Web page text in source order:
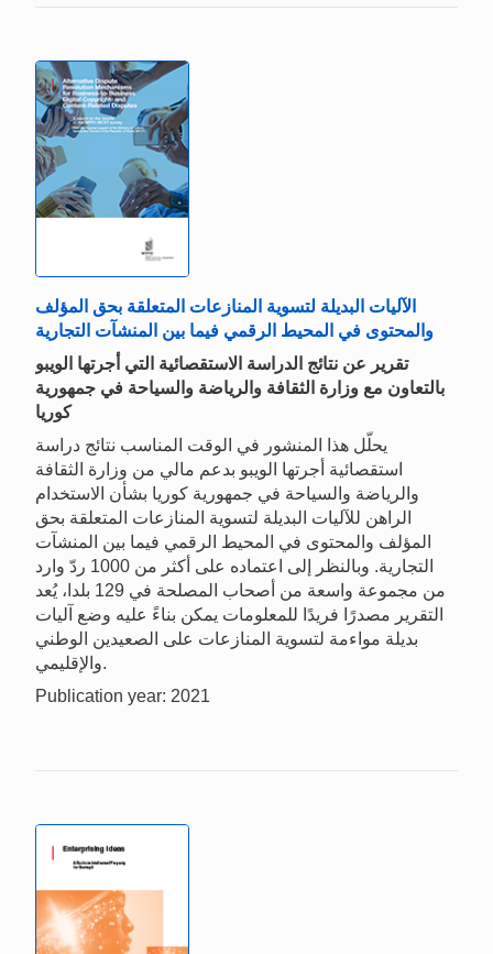
الآليات البديلة لتسوية المنازعات المتعلقة بحق المؤلف
والمحتوى في المحيط الرقمي فيما بين المنشآت التجارية
تقرير عن نتائج الدراسة الاستقصائية التي أجرتها الويبو
بالتعاون مع وزارة الثقافة والرياضة والسياحة في جمهورية
كوريا
يحلّل هذا المنشور في الوقت المناسب نتائج دراسة
استقصائية أجرتها الويبو بدعم مالي من وزارة الثقافة
والرياضة والسياحة في جمهورية كوريا بشأن الاستخدام
الراهن للآليات البديلة لتسوية المنازعات المتعلقة بحق
المؤلف والمحتوى في المحيط الرقمي فيما بين المنشآت
التجارية. وبالنظر إلى اعتماده على أكثر من 1000 ردّ وارد
من مجموعة واسعة من أصحاب المصلحة في 129 بلدا، يُعد
التقرير مصدرًا فريدًا للمعلومات يمكن بناءً عليه وضع آليات
بديلة مواءمة لتسوية المنازعات على الصعيدين الوطني
والإقليمي.
Publication year: 2021